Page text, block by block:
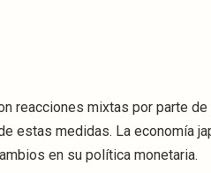
reacciones mixtas por parte
estas medidas. La economía
en su política monetaria.